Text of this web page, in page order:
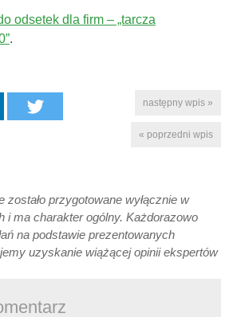
odsetek dla firm – „tarcza
.
następny wpis »
« poprzedni wpis
zostało przygotowane wyłącznie w
i ma charakter ogólny. Każdorazowo
na podstawie prezentowanych
uzyskanie wiążącej opinii ekspertów